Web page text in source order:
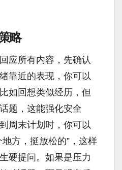
略
应所有内容，先确认
靠近的表现，你可以
如回想类似经历，但
题，这能强化安全
周末计划时，你可以
方，挺放松的”，这样
硬提问。如果是压力